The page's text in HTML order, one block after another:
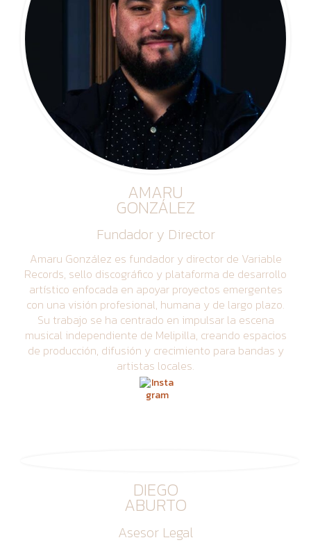
AMARU
GONZÁLEZ
Fundador y Director
Amaru González es fundador y director de Variable
Records, sello discográfico y plataforma de desarrollo
artístico enfocada en apoyar proyectos emergentes
con una visión profesional, humana y de largo plazo.
Su trabajo se ha centrado en impulsar la escena
musical independiente de Melipilla, creando espacios
de producción, difusión y crecimiento para bandas y
artistas locales.
DIEGO
ABURTO
Asesor Legal